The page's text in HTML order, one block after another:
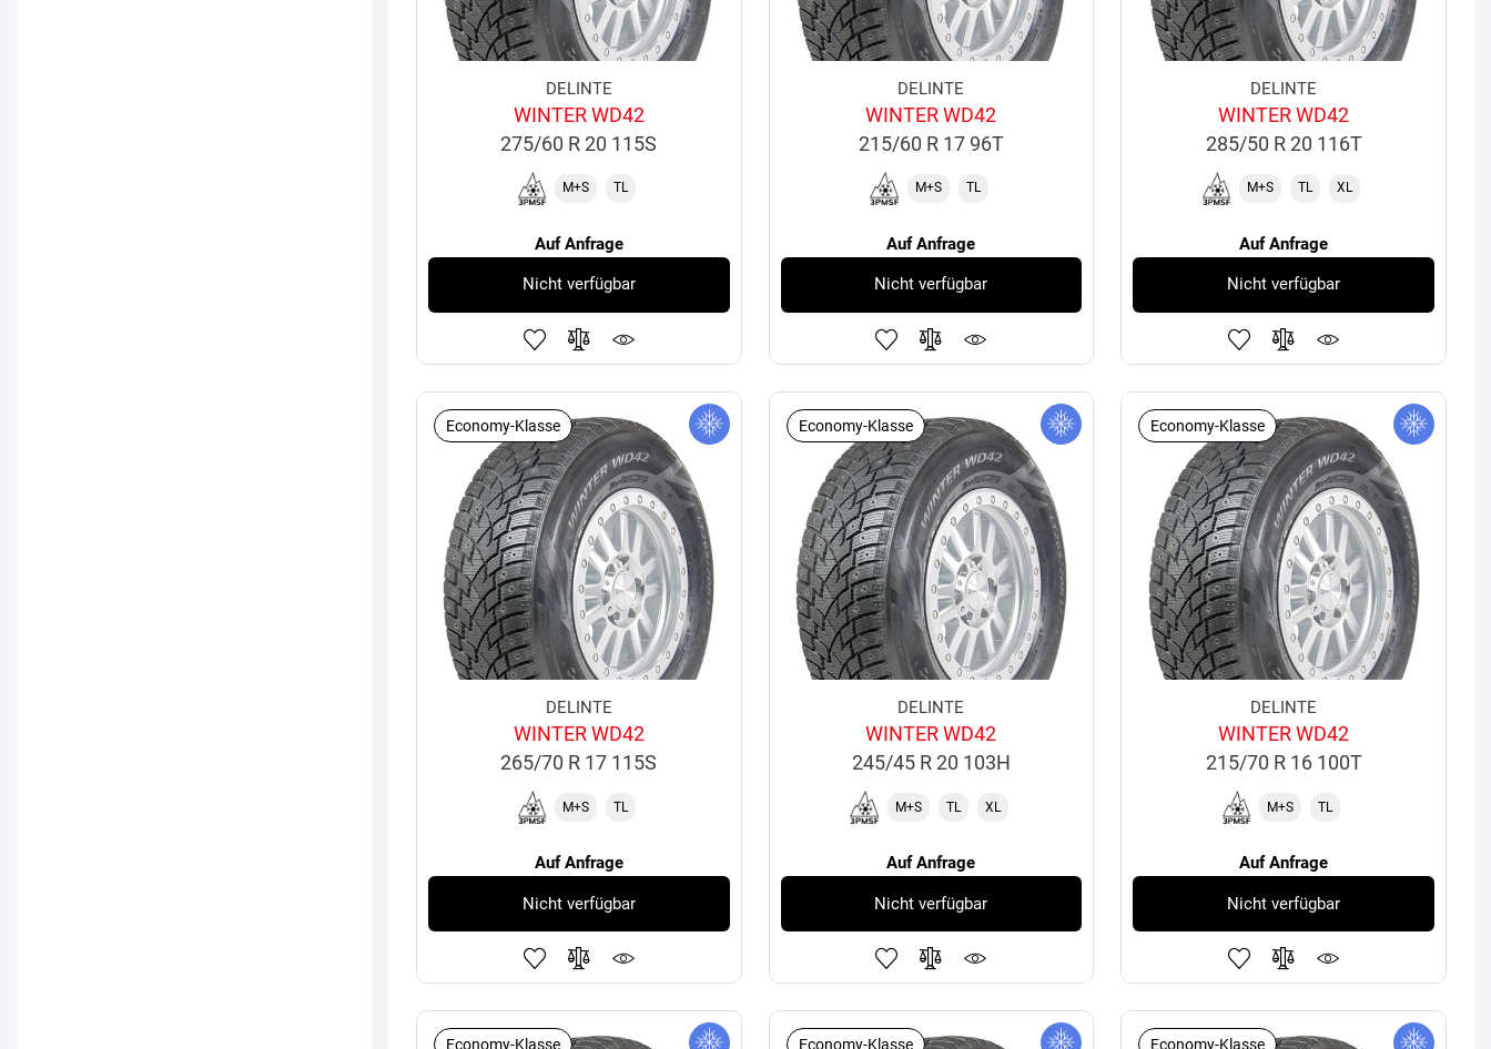
DELINTE
WINTER WD42
275/60 R 20 115S
M+S TL
Auf Anfrage
Nicht verfügbar
DELINTE
WINTER WD42
215/60 R 17 96T
M+S TL
Auf Anfrage
Nicht verfügbar
DELINTE
WINTER WD42
285/50 R 20 116T
M+S TL XL
Auf Anfrage
Nicht verfügbar
Economy-Klasse
DELINTE
WINTER WD42
265/70 R 17 115S
M+S TL
Auf Anfrage
Nicht verfügbar
Economy-Klasse
DELINTE
WINTER WD42
245/45 R 20 103H
M+S TL XL
Auf Anfrage
Nicht verfügbar
Economy-Klasse
DELINTE
WINTER WD42
215/70 R 16 100T
M+S TL
Auf Anfrage
Nicht verfügbar
Economy-Klasse Economy-Klasse Economy-Klasse